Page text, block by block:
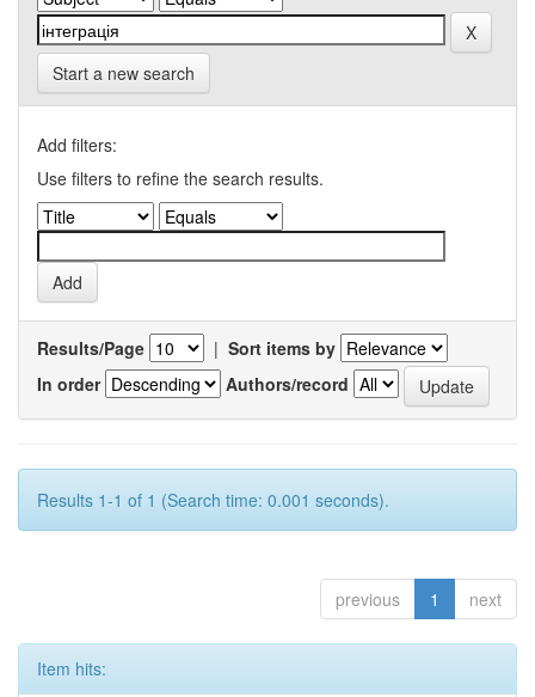
Start a new search
Add filters:
Use filters to refine the search results.
Results/Page | Sort items by
In order
Authors/record
Results 1-1 of 1 (Search time: 0.001 seconds).
previous 1 next
Item hits: